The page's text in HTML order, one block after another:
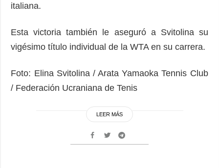
italiana.
Esta victoria también le aseguró a Svitolina su
vigésimo título individual de la WTA en su carrera.
Foto: Elina Svitolina / Arata Yamaoka Tennis Club
/ Federación Ucraniana de Tenis
LEER MÁS